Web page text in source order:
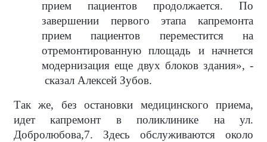
прием пациентов продолжается. По
завершении первого этапа капремонта
прием пациентов переместится на
отремонтированную площадь и начнется
модернизация еще двух блоков здания», -
сказал Алексей Зубов.
Так же, без остановки медицинского приема,
идет капремонт в поликлинике на ул.
Добролюбова,7. Здесь обслуживаются около